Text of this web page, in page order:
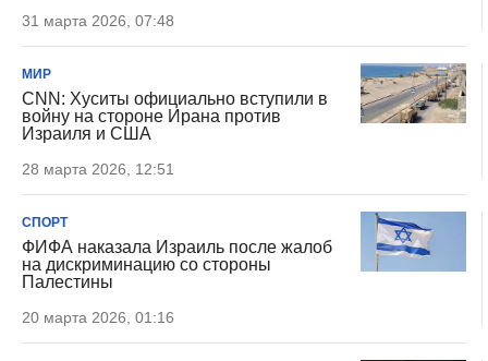
31 марта 2026, 07:48
МИР
CNN: Хуситы официально вступили в
войну на стороне Ирана против
Израиля и США
28 марта 2026, 12:51
СПОРТ
ФИФА наказала Израиль после жалоб
на дискриминацию со стороны
Палестины
20 марта 2026, 01:16